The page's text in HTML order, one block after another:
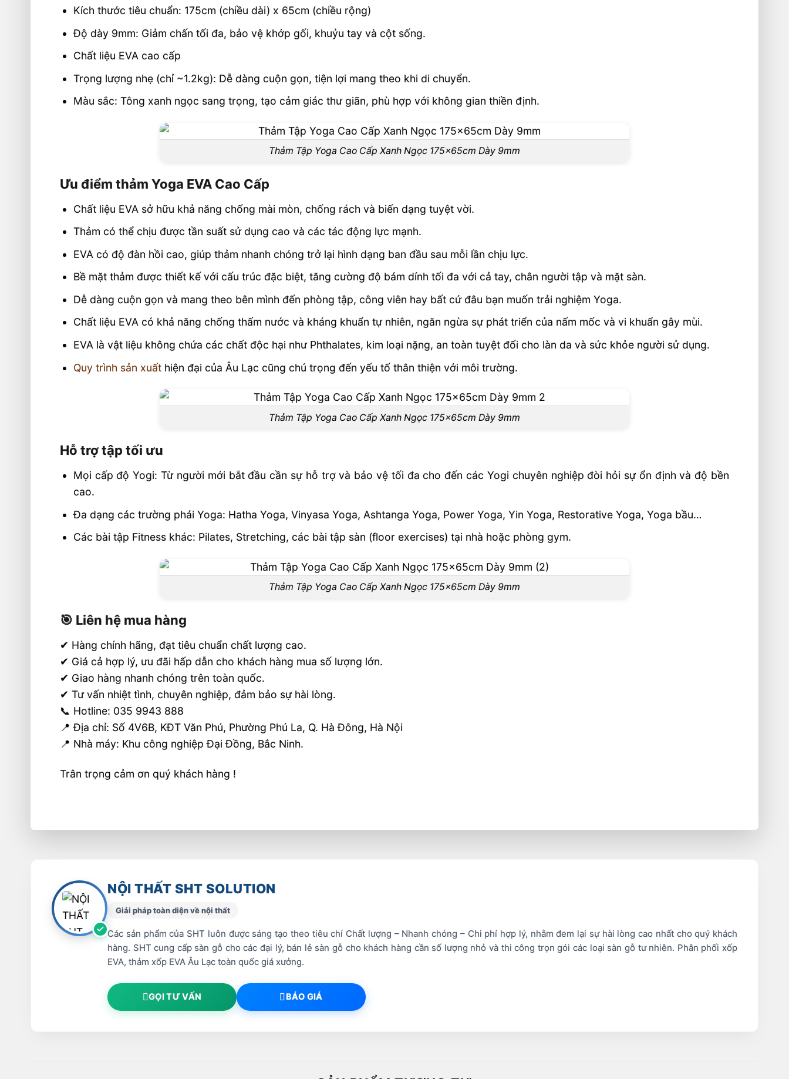
Hỗ trợ tập tối ưu
🎯 Liên hệ mua hàng
Kích thước tiêu chuẩn: 175cm (chiều dài) x 65cm (chiều rộng)
Độ dày 9mm: Giảm chấn tối đa, bảo vệ khớp gối, khuỷu tay và cột sống.
Chất liệu EVA cao cấp
Trọng lượng nhẹ (chỉ ~1.2kg): Dễ dàng cuộn gọn, tiện lợi mang theo khi di chuyển.
Màu sắc: Tông xanh ngọc sang trọng, tạo cảm giác thư giãn, phù hợp với không gian thiền định.
Thảm Tập Yoga Cao Cấp Xanh Ngọc 175x65cm Dày 9mm
Ưu điểm thảm Yoga EVA Cao Cấp
Chất liệu EVA sở hữu khả năng chống mài mòn, chống rách và biến dạng tuyệt vời.
Thảm có thể chịu được tần suất sử dụng cao và các tác động lực mạnh.
EVA có độ đàn hồi cao, giúp thảm nhanh chóng trở lại hình dạng ban đầu sau mỗi lần chịu lực.
Bề mặt thảm được thiết kế với cấu trúc đặc biệt, tăng cường độ bám dính tối đa với cả tay, chân người tập và mặt sàn.
Dễ dàng cuộn gọn và mang theo bên mình đến phòng tập, công viên hay bất cứ đâu bạn muốn trải nghiệm Yoga.
Chất liệu EVA có khả năng chống thấm nước và kháng khuẩn tự nhiên, ngăn ngừa sự phát triển của nấm mốc và vi khuẩn gây mùi.
EVA là vật liệu không chứa các chất độc hại như Phthalates, kim loại nặng, an toàn tuyệt đối cho làn da và sức khỏe người sử dụng.
Quy trình sản xuấthiện đại của Âu Lạc cũng chú trọng đến yếu tố thân thiện với môi trường.
Thảm Tập Yoga Cao Cấp Xanh Ngọc 175x65cm Dày 9mm
Hỗ trợ tập tối ưu
Mọi cấp độ Yogi: Từ người mới bắt đầu cần sự hỗ trợ và bảo vệ tối đa cho đến các Yogi chuyên nghiệp đòi hỏi sự ổn định và độ bền
cao.
Đa dạng các trường phái Yoga: Hatha Yoga, Vinyasa Yoga, Ashtanga Yoga, Power Yoga, Yin Yoga, Restorative Yoga, Yoga bầu…
Các bài tập Fitness khác: Pilates, Stretching, các bài tập sàn (floor exercises) tại nhà hoặc phòng gym.
Thảm Tập Yoga Cao Cấp Xanh Ngọc 175x65cm Dày 9mm
🎯 Liên hệ mua hàng
✔ Hàng chính hãng, đạt tiêu chuẩn chất lượng cao.
✔ Giá cả hợp lý, ưu đãi hấp dẫn cho khách hàng mua số lượng lớn.
✔ Giao hàng nhanh chóng trên toàn quốc.
✔ Tư vấn nhiệt tình, chuyên nghiệp, đảm bảo sự hài lòng.
📞 Hotline: 035 9943 888
📍 Địa chỉ: Số 4V6B, KĐT Văn Phú, Phường Phú La, Q. Hà Đông, Hà Nội
📍 Nhà máy: Khu công nghiệp Đại Đồng, Bắc Ninh.
Trân trọng cảm ơn quý khách hàng !
NỘI THẤT SHT SOLUTION
Giải pháp toàn diện về nội thất
Các sản phẩm của SHT luôn được sáng tạo theo tiêu chí Chất lượng – Nhanh chóng – Chi phí hợp lý, nhằm đem lại sự hài lòng cao nhất cho quý khách
hàng. SHT cung cấp sàn gỗ cho các đại lý, bán lẻ sàn gỗ cho khách hàng cần số lượng nhỏ và thi công trọn gói các loại sàn gỗ tư nhiên. Phân phối xốp
EVA, thảm xốp EVA Âu Lạc toàn quốc giá xưởng.
GỌI TƯ VẤN BÁO GIÁ